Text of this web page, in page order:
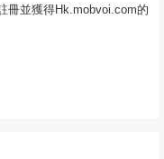
冊並獲得Hk.mobvoi.com的